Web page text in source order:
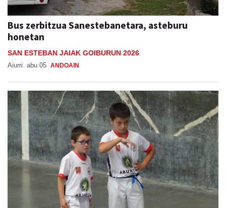
Bus zerbitzua Sanestebanetara, asteburu
honetan
SAN ESTEBAN JAIAK GOIBURUN 2026
Aiurri abu 05 ANDOAIN